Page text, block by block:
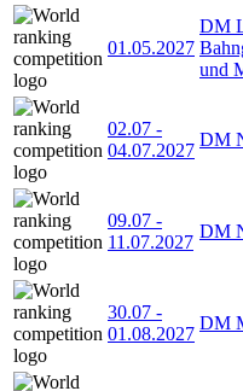
01.05.2027
DM
und
02.07 -
04.07.2027
DM
09.07 -
11.07.2027
DM
30.07 -
01.08.2027
DM